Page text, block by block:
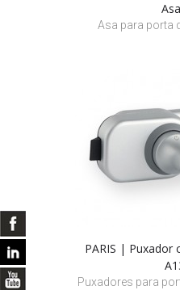
Asa para porta
PARIS | Puxador
Puxadores para